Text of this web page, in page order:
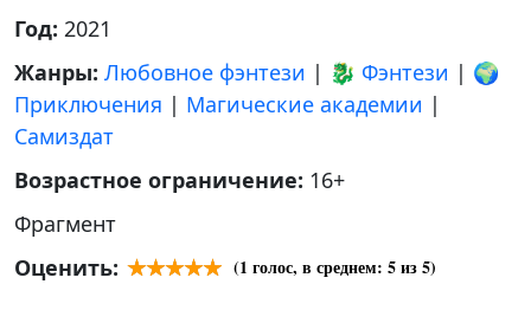
Год: 2021
Жанры: Любовное фэнтези | 🐉 Фэнтези | 🌍
Приключения | Магические академии |
Самиздат
Возрастное ограничение: 16+
Фрагмент
Оценить:
(1 голос, в среднем: 5из 5)